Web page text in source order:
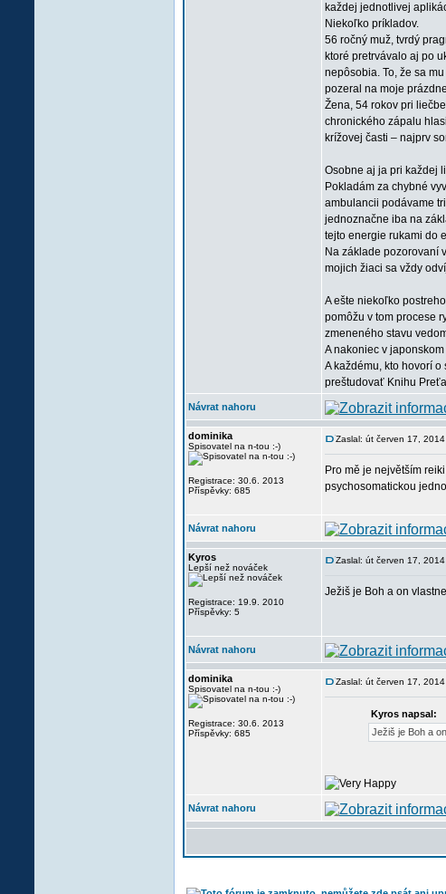
každej jednotlivej
Niekoľko príkladov.
56 ročný muž, tvrdý
ktoré pretrvávalo aj po
nepôsobia. To, že sa
pozeral na moje
Žena, 54 rokov pri
chronického zápalu
krížovej časti – najprv
Osobne aj ja pri každej
Pokladám za chybné
ambulancii podávame
jednoznačne iba na
tejto energie rukami do
Na základe pozorovaní
mojich žiaci sa vždy
A ešte niekoľko
pomôžu v tom procese
zmeneného stavu
A nakoniec v
A každému, kto hovorí
preštudovať Knihu
Návrat nahoru
dominika
Spisovatel na n-tou :-)
Registrace: 30.6. 2013
Příspěvky: 685
Zaslal: út červen 17,
Pro mě je největším
psychosomatickou
Návrat nahoru
Kyros
Lepší než nováček
Registrace: 19.9. 2010
Příspěvky: 5
Zaslal: út červen 17,
Ježiš je Boh a on
Návrat nahoru
dominika
Spisovatel na n-tou :-)
Registrace: 30.6. 2013
Příspěvky: 685
Zaslal: út červen 17,
Kyros napsal:
Ježiš je Boh a
Návrat nahoru